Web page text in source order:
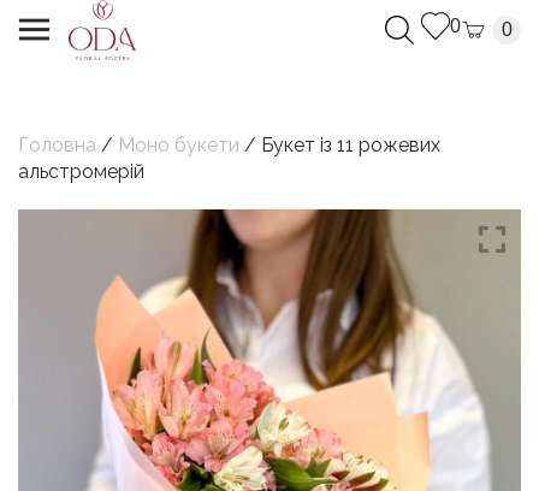
0 0
Головна / Моно букети / Букет із 11 рожевих
альстромерій
Дякуємо, Ваш запит успішно надіслано.
Ми з`вяжемося з Вами найближчим часом